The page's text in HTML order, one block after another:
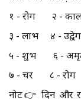
१ - रोग २ -
३ - लाभ ४ - उद्वेग
५ - शुभ ६ -
७ - चर ८ - रोग
नोट👉 दिन और